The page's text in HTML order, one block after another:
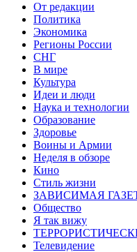
От редакции
Политика
Экономика
Регионы России
СНГ
В мире
Культура
Идеи и люди
Наука и технологии
Образование
Здоровье
Воины и Армии
Неделя в обзоре
Кино
Стиль жизни
ЗАВИСИМАЯ
Общество
Я так вижу
Телевидение